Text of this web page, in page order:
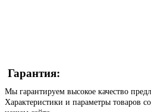
Гарантия:
Мы гарантируем высокое качество
Характеристики и параметры товаров